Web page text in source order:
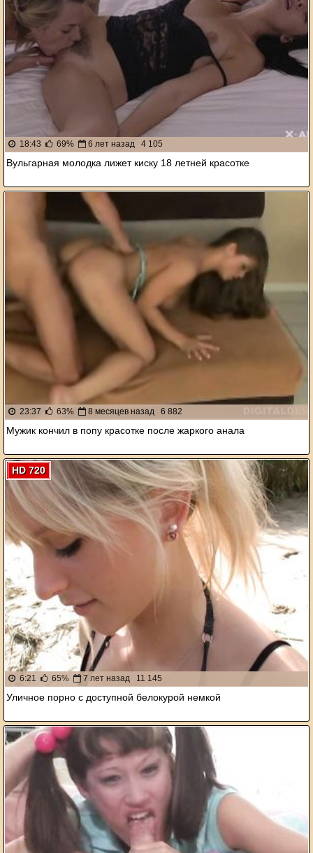
18:43 69% 6 лет назад 4 105
Вульгарная молодка лижет киску 18 летней красотке
23:37 63% 8 месяцев назад 6 882
Мужик кончил в попу красотке после жаркого анала
HD 720
6:21 65% 7 лет назад 11 145
Уличное порно с доступной белокурой немкой